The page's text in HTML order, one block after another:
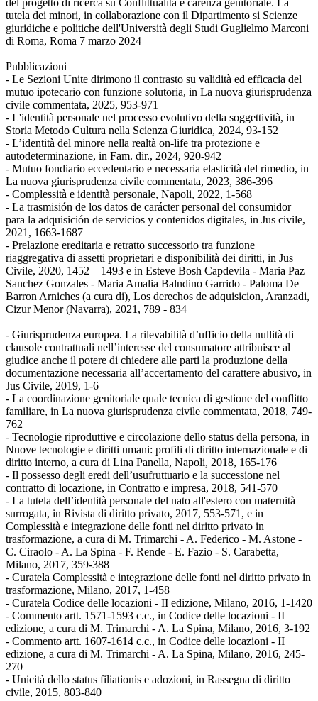
tutela dei minori, in collaborazione con il Dipartimento si Scienze
giuridiche e politiche dell'Università degli Studi Guglielmo Marconi
di Roma, Roma 7 marzo 2024
Pubblicazioni
- Le Sezioni Unite dirimono il contrasto su validità ed efficacia del
mutuo ipotecario con funzione solutoria, in La nuova giurisprudenza
civile commentata, 2025, 953-971
- L'identità personale nel processo evolutivo della soggettività, in
Storia Metodo Cultura nella Scienza Giuridica, 2024, 93-152
- L’identità del minore nella realtà on-life tra protezione e
autodeterminazione, in Fam. dir., 2024, 920-942
- Mutuo fondiario eccedentario e necessaria elasticità del rimedio, in
La nuova giurisprudenza civile commentata, 2023, 386-396
- Complessità e identità personale, Napoli, 2022, 1-568
- La trasmisión de los datos de carácter personal del consumidor
para la adquisición de servicios y contenidos digitales, in Jus civile,
2021, 1663-1687
- Prelazione ereditaria e retratto successorio tra funzione
riaggregativa di assetti proprietari e disponibilità dei diritti, in Jus
Civile, 2020, 1452 – 1493 e in Esteve Bosh Capdevila - Maria Paz
Sanchez Gonzales - Maria Amalia Balndino Garrido - Paloma De
Barron Arniches (a cura di), Los derechos de adquisicion, Aranzadi,
Cizur Menor (Navarra), 2021, 789 - 834
- Giurisprudenza europea. La rilevabilità d’ufficio della nullità di
clausole contrattuali nell’interesse del consumatore attribuisce al
giudice anche il potere di chiedere alle parti la produzione della
documentazione necessaria all’accertamento del carattere abusivo, in
Jus Civile, 2019, 1-6
- La coordinazione genitoriale quale tecnica di gestione del conflitto
familiare, in La nuova giurisprudenza civile commentata, 2018, 749-
762
- Tecnologie riproduttive e circolazione dello status della persona, in
Nuove tecnologie e diritti umani: profili di diritto internazionale e di
diritto interno, a cura di Lina Panella, Napoli, 2018, 165-176
- Il possesso degli eredi dell’usufruttuario e la successione nel
contratto di locazione, in Contratto e impresa, 2018, 541-570
- La tutela dell’identità personale del nato all'estero con maternità
surrogata, in Rivista di diritto privato, 2017, 553-571, e in
Complessità e integrazione delle fonti nel diritto privato in
trasformazione, a cura di M. Trimarchi - A. Federico - M. Astone -
C. Ciraolo - A. La Spina - F. Rende - E. Fazio - S. Carabetta,
Milano, 2017, 359-388
- Curatela Complessità e integrazione delle fonti nel diritto privato in
trasformazione, Milano, 2017, 1-458
- Curatela Codice delle locazioni - II edizione, Milano, 2016, 1-1420
- Commento artt. 1571-1593 c.c., in Codice delle locazioni - II
edizione, a cura di M. Trimarchi - A. La Spina, Milano, 2016, 3-192
- Commento artt. 1607-1614 c.c., in Codice delle locazioni - II
edizione, a cura di M. Trimarchi - A. La Spina, Milano, 2016, 245-
270
- Unicità dello status filiationis e adozioni, in Rassegna di diritto
civile, 2015, 803-840